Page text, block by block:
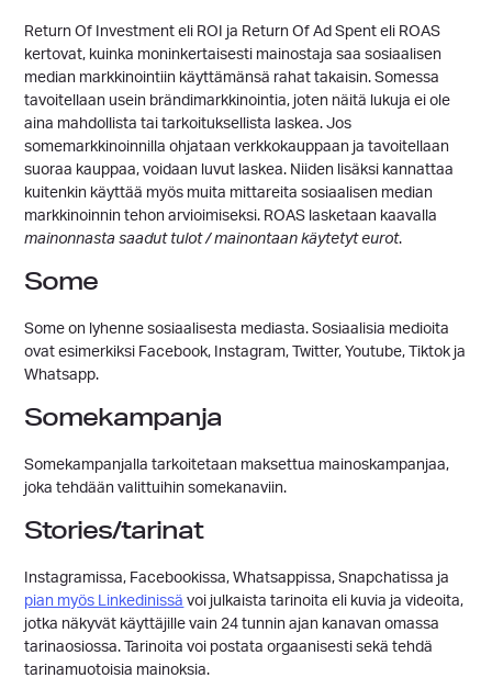
Return Of Investment eli ROI ja Return Of Ad Spent eli ROAS
kertovat, kuinka moninkertaisesti mainostaja saa sosiaalisen
median markkinointiin käyttämänsä rahat takaisin. Somessa
tavoitellaan usein brändimarkkinointia, joten näitä lukuja ei ole
aina mahdollista tai tarkoituksellista laskea. Jos
somemarkkinoinnilla ohjataan verkkokauppaan ja tavoitellaan
suoraa kauppaa, voidaan luvut laskea. Niiden lisäksi kannattaa
kuitenkin käyttää myös muita mittareita sosiaalisen median
markkinoinnin tehon arvioimiseksi. ROAS lasketaan kaavalla
mainonnasta saadut tulot / mainontaan käytetyt eurot.
Some
Some on lyhenne sosiaalisesta mediasta. Sosiaalisia medioita
ovat esimerkiksi Facebook, Instagram, Twitter, Youtube, Tiktok ja
Whatsapp.
Somekampanja
Somekampanjalla tarkoitetaan maksettua mainoskampanjaa,
joka tehdään valittuihin somekanaviin.
Stories/tarinat
Instagramissa, Facebookissa, Whatsappissa, Snapchatissa ja
pian myös Linkedinissä voi julkaista tarinoita eli kuvia ja videoita,
jotka näkyvät käyttäjille vain 24 tunnin ajan kanavan omassa
tarinaosiossa. Tarinoita voi postata orgaanisesti sekä tehdä
tarinamuotoisia mainoksia.